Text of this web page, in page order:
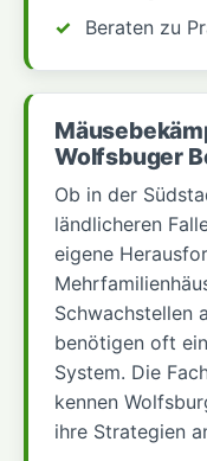
Beraten zu
Wolfsbuger
Ob in der
ländlicheren
eigene
Schwachstellen
benötigen oft
System. Die
kennen
ihre Strategien